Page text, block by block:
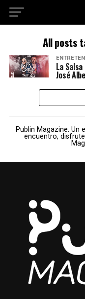
All posts
La
José
Publin Magazine. Un
encuentro,